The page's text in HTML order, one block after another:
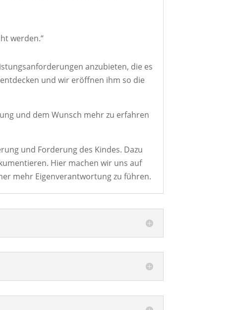
werden.“
anzubieten, die es
und wir eröffnen ihm so die
und dem Wunsch mehr zu erfahren
und Forderung des Kindes. Dazu
Hier machen wir uns auf
mehr Eigenverantwortung zu führen.